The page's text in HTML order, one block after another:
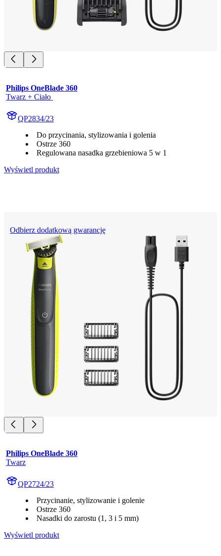
Philips OneBlade 360
Twarz + Ciało
QP2834/23
Do przycinania, stylizowania i golenia
Ostrze 360
Regulowana nasadka grzebieniowa 5 w 1
Wyświetl produkt
Odbierz dodatkową gwarancję
Philips OneBlade 360
Twarz
QP2724/23
Przycinanie, stylizowanie i golenie
Ostrze 360
Nasadki do zarostu (1, 3 i 5 mm)
Wyświetl produkt